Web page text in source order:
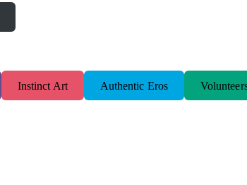
Instinct Art Authentic Eros